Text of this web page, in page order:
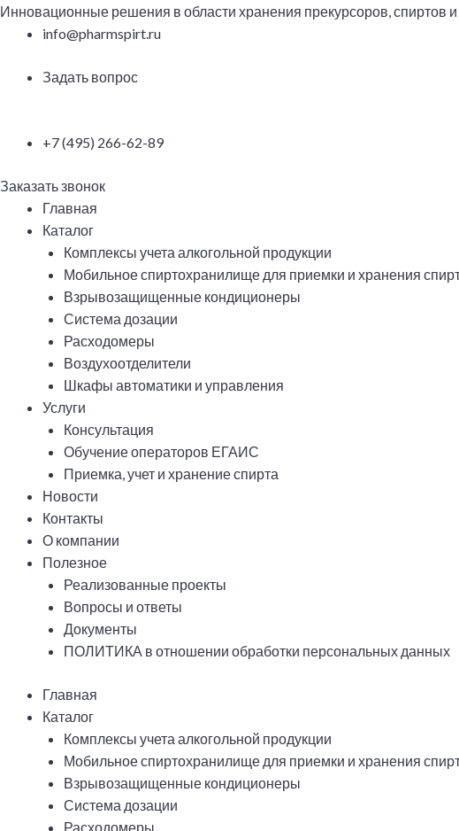
Перейти
Инновационные решения в области хранения прекурсоров,
info@pharmspirt.ru
Задать вопрос
+7 (495) 266-62-89
Заказать звонок
Меню
Главная
Каталог
Комплексы учета алкогольной продукции
Мобильное спиртохранилище для приемки и хранения
Взрывозащищенные кондиционеры
Система дозации
Расходомеры
Воздухоотделители
Шкафы автоматики и управления
Услуги
Консультация
Обучение операторов ЕГАИС
Приемка, учет и хранение спирта
Новости
Контакты
О компании
Полезное
Реализованные проекты
Вопросы и ответы
Документы
ПОЛИТИКА в отношении обработки персональных данных
Главная
Каталог
Комплексы учета алкогольной продукции
Мобильное спиртохранилище для приемки и хранения
Взрывозащищенные кондиционеры
Система дозации
Расходомеры